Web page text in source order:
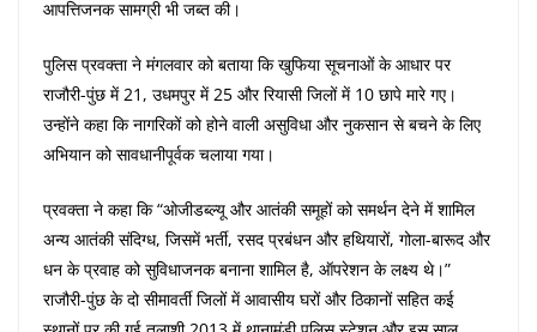
आपत्तिजनक सामग्री भी जब्त की।
पुलिस प्रवक्ता ने मंगलवार को बताया कि खुफिया सूचनाओं के आधार पर
राजौरी-पुंछ में 21, उधमपुर में 25 और रियासी जिलों में 10 छापे मारे गए।
उन्होंने कहा कि नागरिकों को होने वाली असुविधा और नुकसान से बचने के लिए
अभियान को सावधानीपूर्वक चलाया गया।
प्रवक्ता ने कहा कि “ओजीडब्ल्यू और आतंकी समूहों को समर्थन देने में शामिल
अन्य आतंकी संदिग्ध, जिसमें भर्ती, रसद प्रबंधन और हथियारों, गोला-बारूद और
धन के प्रवाह को सुविधाजनक बनाना शामिल है, ऑपरेशन के लक्ष्य थे।”
राजौरी-पुंछ के दो सीमावर्ती जिलों में आवासीय घरों और ठिकानों सहित कई